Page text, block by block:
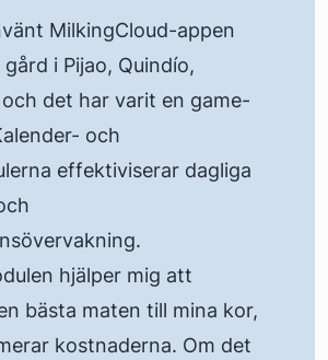
MilkingCloud-appen
i Pijao, Quindío,
det har varit en game-
och
effektiviserar dagliga
hjälper mig att
bästa maten till mina kor,
kostnaderna. Om det